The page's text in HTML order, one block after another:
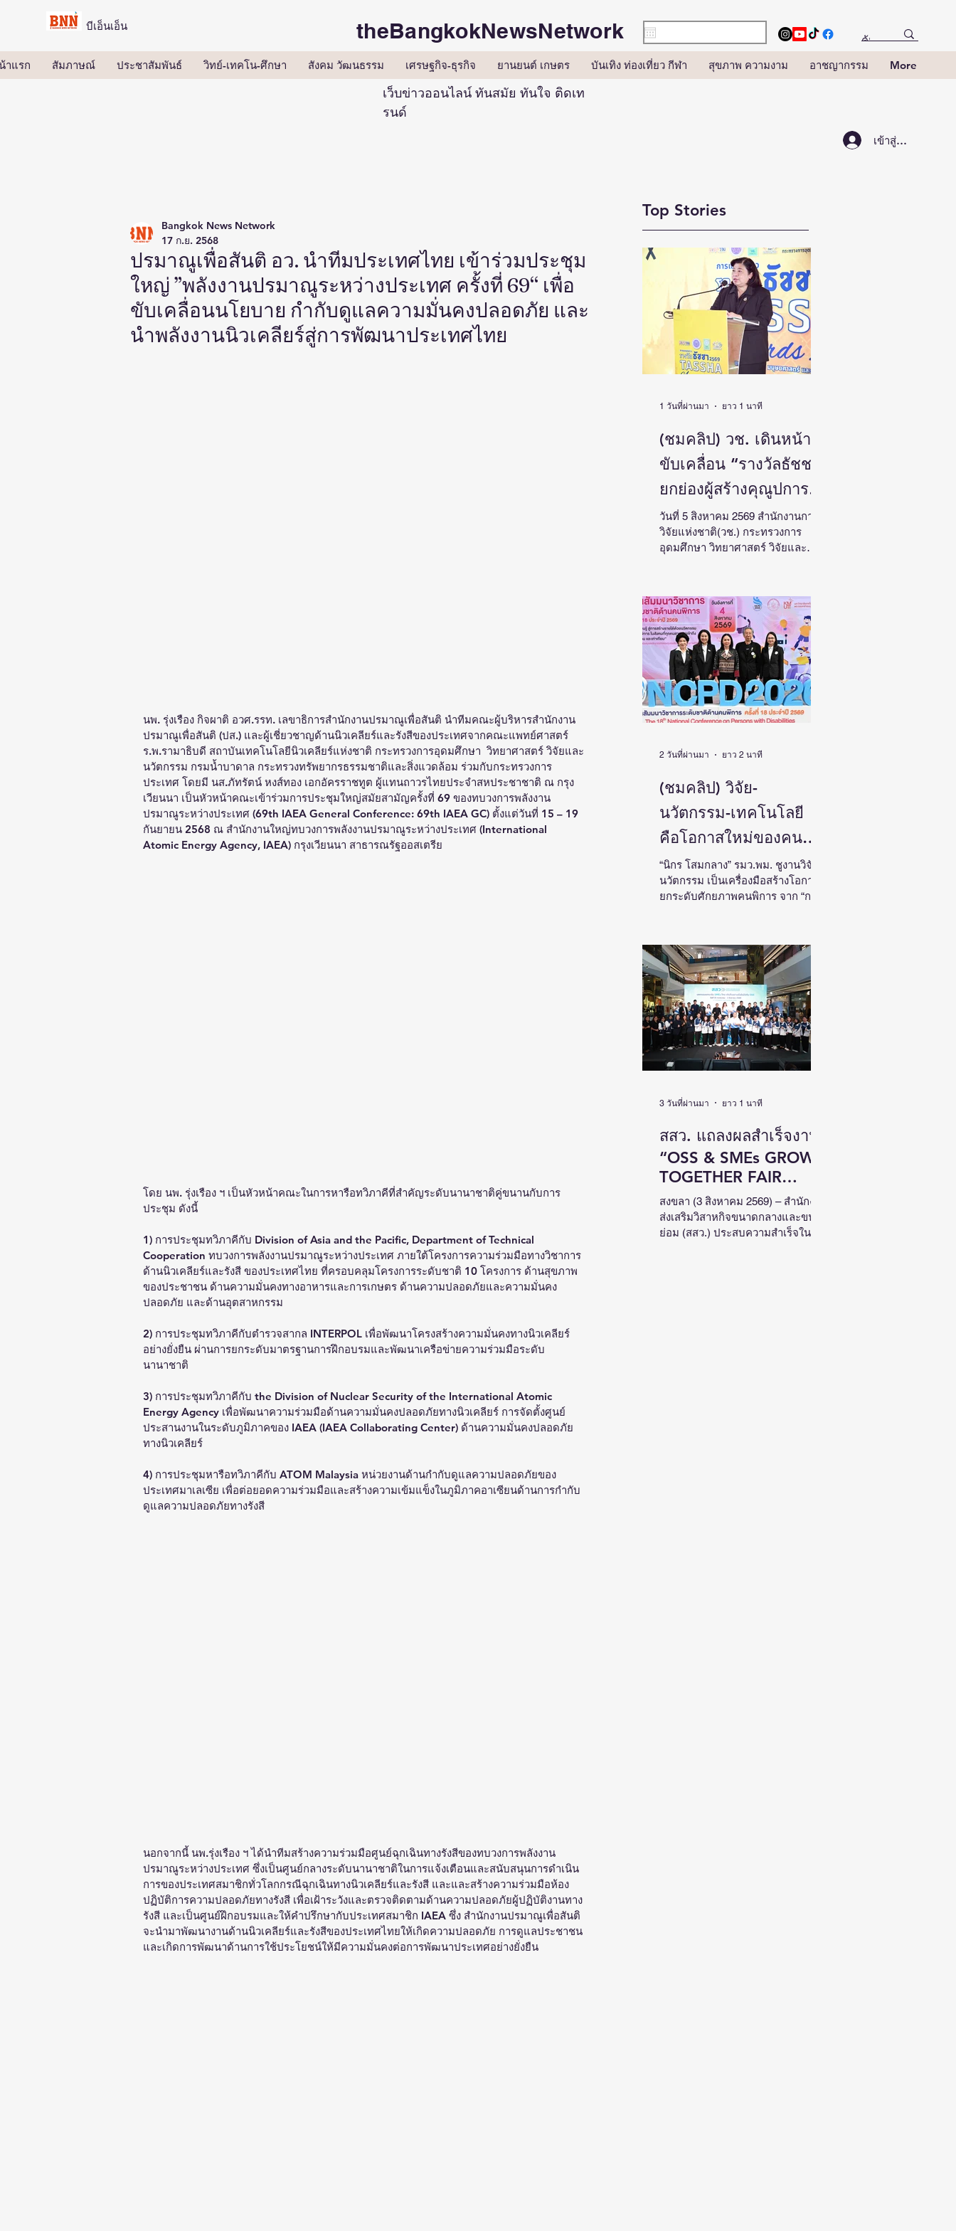
บีเอ็นเอ็น theBangkokNewsNetwork
าแรก สัมภาษณ์ ประชาสัมพันธ์ วิทย์-เทคโน-ศึกษา สังคม วัฒนธรรม เศรษฐกิจ-ธุรกิจ ยานยนต์ เกษตร บันเทิง ท่องเที่ยว กีฬา สุขภาพ ความงาม อาชญากรรม More
เว็บข่าวออนไลน์ ทันสมัย ทันใจ ติดเท
รนด์
เข้าสู่ระบบ
ปรมาณูเพื่อสันติ อว. นำทีมประเทศไทย เข้าร่วมประชุม
ใหญ่ ”พลังงานปรมาณูระหว่างประเทศ ครั้งที่ 69“ เพื่อ
ขับเคลื่อนนโยบาย กำกับดูแลความมั่นคงปลอดภัย และ
นำพลังงานนิวเคลียร์สู่การพัฒนาประเทศไทย
Bangkok News Network
17 ก.ย. 2568
นพ. รุ่งเรือง กิจผาติ อวศ.รรท. เลขาธิการสำนักงานปรมาณูเพื่อสันติ นำทีมคณะผู้บริหารสำนักงาน
ปรมาณูเพื่อสันติ (ปส.) และผู้เชี่ยวชาญด้านนิวเคลียร์และรังสีของประเทศจากคณะแพทย์ศาสตร์
ร.พ.รามาธิบดี สถาบันเทคโนโลยีนิวเคลียร์แห่งชาติ กระทรวงการอุดมศึกษา  วิทยาศาสตร์ วิจัยและ
นวัตกรรม กรมน้ำบาดาล กระทรวงทรัพยากรธรรมชาติและสิ่งแวดล้อม ร่วมกับกระทรวงการ
ประเทศ โดยมี นส.ภัทรัตน์ หงส์ทอง เอกอัครราชทูต ผู้แทนถาวรไทยประจำสหประชาชาติ ณ กรุง
เวียนนา เป็นหัวหน้าคณะเข้าร่วมการประชุมใหญ่สมัยสามัญครั้งที่ 69 ของทบวงการพลังงาน
ปรมาณูระหว่างประเทศ (69th IAEA General Conference: 69th IAEA GC) ตั้งแต่วันที่ 15 – 19
กันยายน 2568 ณ สำนักงานใหญ่ทบวงการพลังงานปรมาณูระหว่างประเทศ (International
Atomic Energy Agency, IAEA) กรุงเวียนนา สาธารณรัฐออสเตรีย
โดย นพ. รุ่งเรือง ฯ เป็นหัวหน้าคณะในการหารือทวิภาคีที่สำคัญระดับนานาชาติคู่ขนานกับการ
ประชุม ดังนี้
1) การประชุมทวิภาคีกับ Division of Asia and the Pacific, Department of Technical
Cooperation ทบวงการพลังงานปรมาณูระหว่างประเทศ ภายใต้โครงการความร่วมมือทางวิชาการ
ด้านนิวเคลียร์และรังสี ของประเทศไทย ที่ครอบคลุมโครงการระดับชาติ 10 โครงการ ด้านสุขภาพ
ของประชาชน ด้านความมั่นคงทางอาหารและการเกษตร ด้านความปลอดภัยและความมั่นคง
ปลอดภัย และด้านอุตสาหกรรม
2) การประชุมทวิภาคีกับตำรวจสากล INTERPOL เพื่อพัฒนาโครงสร้างความมั่นคงทางนิวเคลียร์
อย่างยั่งยืน ผ่านการยกระดับมาตรฐานการฝึกอบรมและพัฒนาเครือข่ายความร่วมมือระดับ
นานาชาติ
3) การประชุมทวิภาคีกับ the Division of Nuclear Security of the International Atomic
Energy Agency เพื่อพัฒนาความร่วมมือด้านความมั่นคงปลอดภัยทางนิวเคลียร์ การจัดตั้งศูนย์
ประสานงานในระดับภูมิภาคของ IAEA (IAEA Collaborating Center) ด้านความมั่นคงปลอดภัย
ทางนิวเคลียร์
4) การประชุมหารือทวิภาคีกับ ATOM Malaysia หน่วยงานด้านกำกับดูแลความปลอดภัยของ
ประเทศมาเลเซีย เพื่อต่อยอดความร่วมมือและสร้างความเข้มแข็งในภูมิภาคอาเซียนด้านการกำกับ
ดูแลความปลอดภัยทางรังสี
นอกจากนี้ นพ.รุ่งเรือง ฯ ได้นำทีมสร้างความร่วมมือศูนย์ฉุกเฉินทางรังสีของทบวงการพลังงาน
ปรมาณูระหว่างประเทศ ซึ่งเป็นศูนย์กลางระดับนานาชาติในการแจ้งเตือนและสนับสนุนการดำเนิน
การของประเทศสมาชิกทั่วโลกกรณีฉุกเฉินทางนิวเคลียร์และรังสี และและสร้างความร่วมมือห้อง
ปฏิบัติการความปลอดภัยทางรังสี เพื่อเฝ้าระวังและตรวจติดตามด้านความปลอดภัยผู้ปฏิบัติงานทาง
รังสี และเป็นศูนย์ฝึกอบรมและให้คำปรึกษากับประเทศสมาชิก IAEA ซึ่ง สำนักงานปรมาณูเพื่อสันติ
จะนำมาพัฒนางานด้านนิวเคลียร์และรังสีของประเทศไทยให้เกิดความปลอดภัย การดูแลประชาชน
และเกิดการพัฒนาด้านการใช้ประโยชน์ให้มีความมั่นคงต่อการพัฒนาประเทศอย่างยั่งยืน
Top Stories
(ชมคลิป) วช. เดินหน้า
ขับเคลื่อน “รางวัลธัชชา”
ยกย่องผู้สร้างคุณูปการ
ด้านสังคมศาสตร์
มนุษยศาสตร์ และ
งานวิจัยสู่การพัฒนา
ประเทศ
วันที่ 5 สิงหาคม 2569 สำนักงานการ
วิจัยแห่งชาติ(วช.) กระทรวงการ
อุดมศึกษา วิทยาศาสตร์ วิจัยและ
และศิลปกรรมศาสตร์แห่ง
ประเทศไทย “รางวัลธัชชา” (TASSHA
Awards) ประจำปีงบประมาณ 2569
โดย ดร.วิภารัตน์ ดีอ่อง ผู้อำนวยการ
สำนักงานการวิจัยแห่งชาติ เป็น
ประธานในงานแถลงข่าวพร้อมด้วย
คณะผู้บริหาร ผู้ทรงคุณวุฒิ วช. นัก
วิจัย และผู้สนใจเข้าร่วม ณ ศูนย์
สารสนเทศกลางด้านวิทยาศาสตร์
แห่งชาติ ดร.วิภารัตน์ ดีอ
1 วันที่ผ่านมา ยาว 1 นาที
(ชมคลิป) วิจัย-
นวัตกรรม-เทคโนโลยี
คือโอกาสใหม่ของคน
พิการไทย และพลังขับ
เคลื่อนเศรษฐกิจประเทศ
“นิกร โสมกลาง” รมว.พม. ชูงานวิจัย-
นวัตกรรม เป็นเครื่องมือสร้างโอกาส
ยกระดับศักยภาพคนพิการ จาก “การ
สร้างสังคมที่ทุกคนเข้าถึง มีส่วนร่วม
เติบโตไปด้วยกัน วันที่ 4 สิงหาคม
2569 นายนิกร โสมกลาง รัฐมนตรี
ว่าการกระทรวงการพัฒนาสังคมและ
ความมั่นคงของมนุษย์ (รมว.พม.) เป็น
ประธานเปิดงานสัมมนาวิชาการระดับ
ชาติด้านคนพิการ ครั้งที่ 18 (NCPD
2026) ภายใต้แนวคิด “From Learning
to Earning : Innovation for Persons
2 วันที่ผ่านมา ยาว 2 นาที
สสว. แถลงผลสำเร็จงาน
“OSS & SMEs GROW
TOGETHER FAIR
2026”ณ จังหวัดสงขลา
สร้างมูลค่าเศรษฐกิจ
สงขลา (3 สิงหาคม 2569) – สำนักงาน
ส่งเสริมวิสาหกิจขนาดกลางและขนาด
ย่อม (สสว.) ประสบความสำเร็จใน
3 วันที่ผ่านมา ยาว 1 นาที